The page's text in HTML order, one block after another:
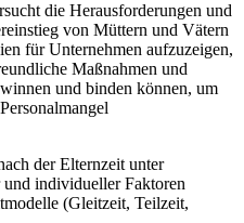
die Herausforderungen und
von Müttern und Vätern
für Unternehmen aufzuzeigen,
Maßnahmen und
und binden können, um
der Elternzeit unter
individueller Faktoren
(Gleitzeit, Teilzeit,